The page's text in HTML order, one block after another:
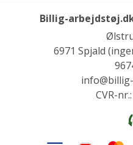
Billig-
6971 Spjald
CVR-